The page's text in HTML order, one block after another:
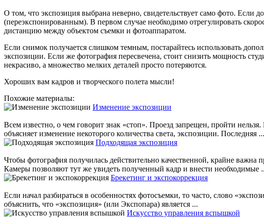
О том, что экспозиция выбрана неверно, свидетельствует само фото.
(переэкспонированным). В первом случае необходимо отрегулировать
дистанцию между объектом съемки и фотоаппаратом.
Если снимок получается слишком темным, постарайтесь использовать
экспозиции. Если же фотография пересвечена, стоит снизить мощность
некрасиво, а множество мелких деталей просто потеряются.
Хороших вам кадров и творческого полета мысли!
Похожие материалы:
Изменение экспозиции
Всем известно, о чем говорит знак «стоп». Проезд запрещен, пройти
объясняет изменение некоторого количества света, экспозиции. Последняя ...
Подходящая экспозиция
Чтобы фотография получилась действительно качественной, крайне
Камеры позволяют тут же увидеть полученный кадр и внести необходимые
Брекетинг и экспокоррекция
Если начал разбираться в особенностях фотосъемки, то часто, слово
объяснить, что «экспозиция» (или Экспопара) является ...
Искусство управления вспышкой